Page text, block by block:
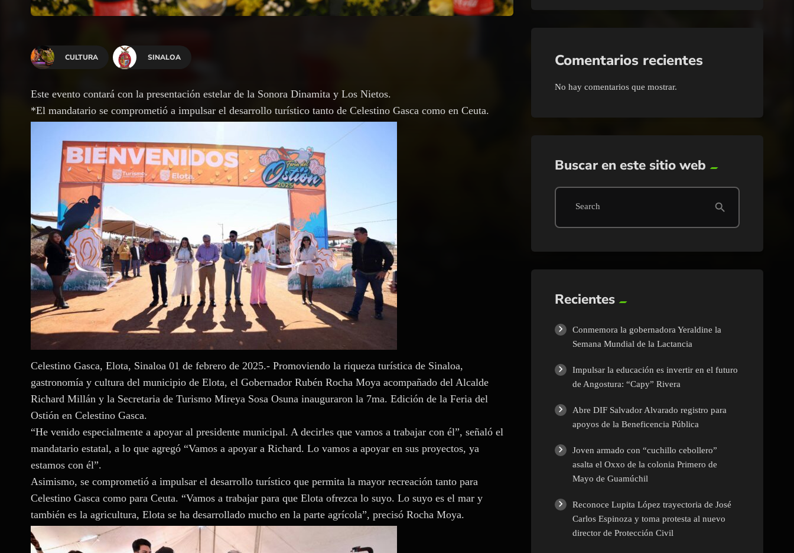
CULTURA SINALOA
Este evento contará con la presentación estelar de la Sonora Dinamita y Los Nietos.
*El mandatario se comprometió a impulsar el desarrollo turístico tanto de Celestino Gasca como en Ceuta.
Celestino Gasca, Elota, Sinaloa 01 de febrero de 2025.- Promoviendo la riqueza turística de Sinaloa,
gastronomía y cultura del municipio de Elota, el Gobernador Rubén Rocha Moya acompañado del Alcalde
Richard Millán y la Secretaria de Turismo Mireya Sosa Osuna inauguraron la 7ma. Edición de la Feria del
Ostión en Celestino Gasca.
“He venido especialmente a apoyar al presidente municipal. A decirles que vamos a trabajar con él”, señaló el
mandatario estatal, a lo que agregó “Vamos a apoyar a Richard. Lo vamos a apoyar en sus proyectos, ya
estamos con él”.
Asimismo, se comprometió a impulsar el desarrollo turístico que permita la mayor recreación tanto para
Celestino Gasca como para Ceuta. “Vamos a trabajar para que Elota ofrezca lo suyo. Lo suyo es el mar y
también es la agricultura, Elota se ha desarrollado mucho en la parte agrícola”, precisó Rocha Moya.
Comentarios recientes
No hay comentarios que mostrar.
Buscar en este sitio web
Search search
Recientes
Conmemora la gobernadora Yeraldine la
Semana Mundial de la Lactancia
Impulsar la educación es invertir en el futuro
de Angostura: “Capy” Rivera
Abre DIF Salvador Alvarado registro para
apoyos de la Beneficencia Pública
Joven armado con “cuchillo cebollero”
asalta el Oxxo de la colonia Primero de
Mayo de Guamúchil
Reconoce Lupita López trayectoria de José
Carlos Espinoza y toma protesta al nuevo
director de Protección Civil